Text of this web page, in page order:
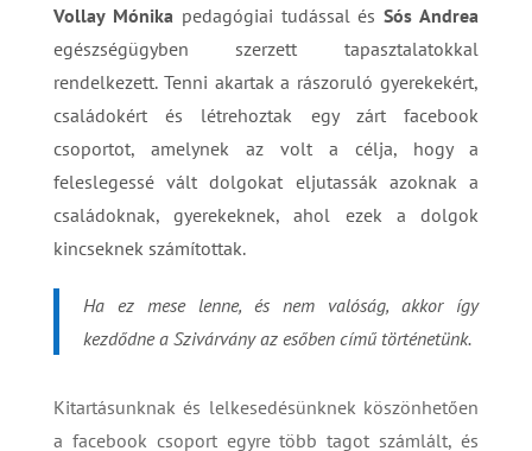
Vollay Mónikapedagógiai tudással ésSós Andrea
egészségügyben szerzett tapasztalatokkal
rendelkezett. Tenni akartak a rászoruló gyerekekért,
családokért és létrehoztak egy zárt facebook
csoportot, amelynek az volt a célja, hogy a
feleslegessé vált dolgokat eljutassák azoknak a
családoknak, gyerekeknek, ahol ezek a dolgok
kincseknek számítottak.
Ha ez mese lenne, és nem valóság, akkor így
kezdődne a Szivárvány az esőben című történetünk.
Kitartásunknak és lelkesedésünknek köszönhetően
a facebook csoport egyre több tagot számlált, és